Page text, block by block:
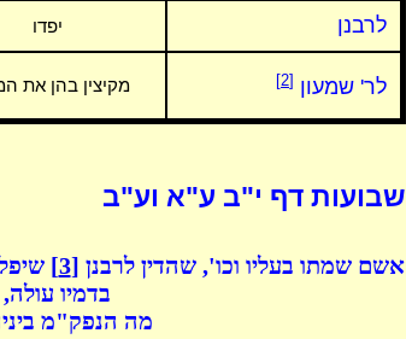
לרבנן יפדו
לר' שמעון [2] מקיצין בהן את
שבועות דף י"ב ע"א וע"ב
אשם שמתו בעליו וכו', שהדין לרבנן [3]
בדמיו עולה,
מה הנפק"מ